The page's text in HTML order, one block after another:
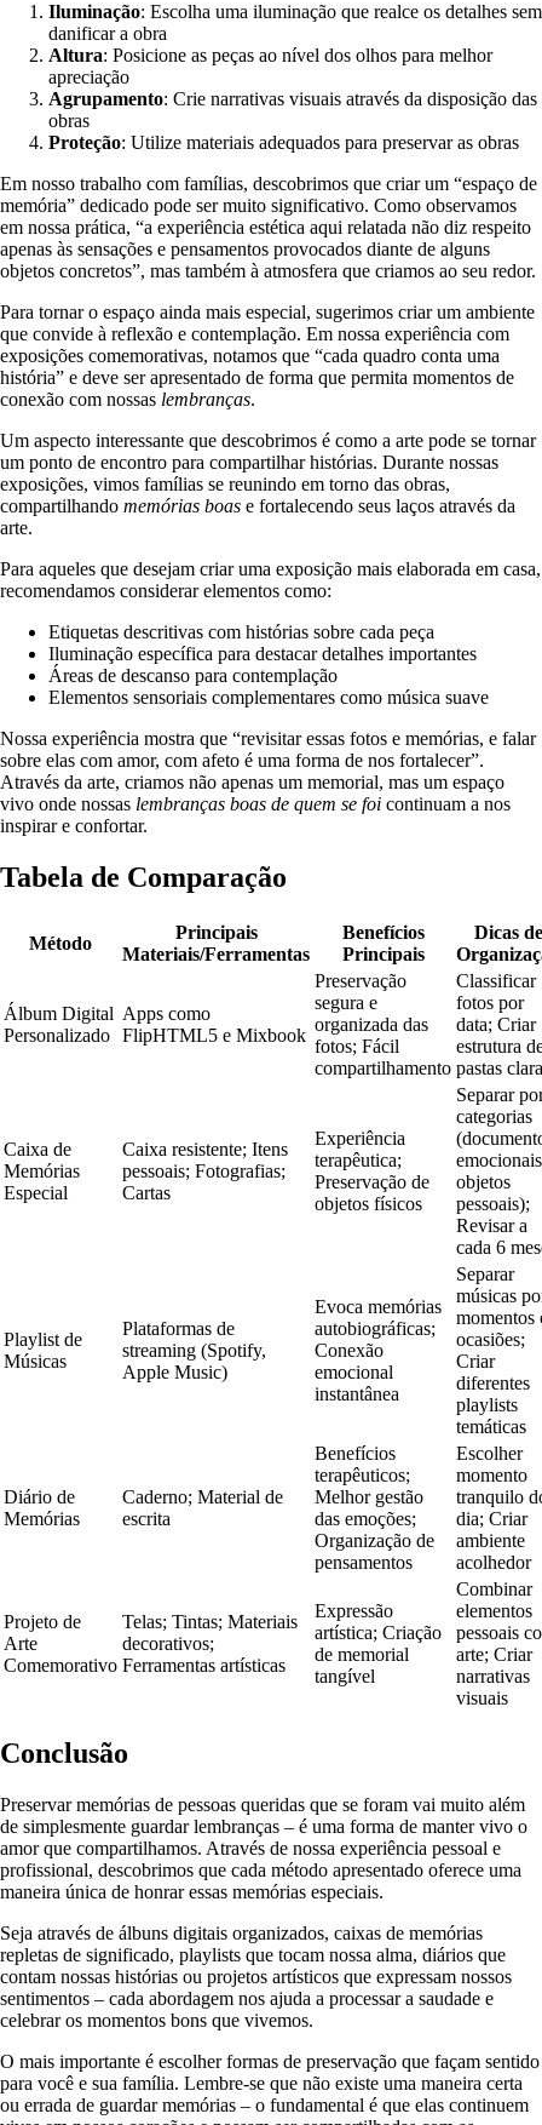
Iluminação: Escolha uma iluminação que realce os detalhes sem
danificar a obra
Altura: Posicione as peças ao nível dos olhos para melhor
apreciação
Agrupamento: Crie narrativas visuais através da disposição das
obras
Proteção: Utilize materiais adequados para preservar as obras
Em nosso trabalho com famílias, descobrimos que criar um “espaço de
memória” dedicado pode ser muito significativo. Como observamos
em nossa prática, “a experiência estética aqui relatada não diz respeito
apenas às sensações e pensamentos provocados diante de alguns
objetos concretos”, mas também à atmosfera que criamos ao seu redor.
Para tornar o espaço ainda mais especial, sugerimos criar um ambiente
que convide à reflexão e contemplação. Em nossa experiência com
exposições comemorativas, notamos que “cada quadro conta uma
história” e deve ser apresentado de forma que permita momentos de
conexão com nossas lembranças.
Um aspecto interessante que descobrimos é como a arte pode se tornar
um ponto de encontro para compartilhar histórias. Durante nossas
exposições, vimos famílias se reunindo em torno das obras,
compartilhando memórias boas e fortalecendo seus laços através da
arte.
Para aqueles que desejam criar uma exposição mais elaborada em casa,
recomendamos considerar elementos como:
Etiquetas descritivas com histórias sobre cada peça
Iluminação específica para destacar detalhes importantes
Áreas de descanso para contemplação
Elementos sensoriais complementares como música suave
Nossa experiência mostra que “revisitar essas fotos e memórias, e falar
sobre elas com amor, com afeto é uma forma de nos fortalecer”.
Através da arte, criamos não apenas um memorial, mas um espaço
vivo onde nossas lembranças boas de quem se foi continuam a nos
inspirar e confortar.
Tabela de Comparação
Método
Principais
Materiais/Ferramentas
Benefícios
Principais
Dicas de
Álbum Digital
Personalizado
Apps como
FlipHTML5 e Mixbook
Preservação
segura e
organizada das
fotos; Fácil
compartilhamento
Classificar
fotos por
data; Criar
estrutura
pastas clara
Caixa de
Memórias
Especial
Caixa resistente; Itens
pessoais; Fotografias;
Cartas
Experiência
terapêutica;
Preservação de
objetos físicos
Separar
categorias
objetos
pessoais);
Revisar a
cada 6
Playlist de
Músicas
Plataformas de
streaming (Spotify,
Apple Music)
Evoca memórias
autobiográficas;
Conexão
emocional
instantânea
Separar
músicas
momentos
ocasiões;
Criar
diferentes
playlists
temáticas
Diário de
Memórias
Caderno; Material de
escrita
Benefícios
terapêuticos;
Melhor gestão
das emoções;
Organização de
pensamentos
Escolher
momento
tranquilo
dia; Criar
ambiente
acolhedor
Projeto de
Arte
Comemorativo
Telas; Tintas; Materiais
decorativos;
Ferramentas artísticas
Expressão
artística; Criação
de memorial
tangível
Combinar
elementos
pessoais
arte; Criar
narrativas
visuais
Conclusão
Preservar memórias de pessoas queridas que se foram vai muito além
de simplesmente guardar lembranças – é uma forma de manter vivo o
amor que compartilhamos. Através de nossa experiência pessoal e
profissional, descobrimos que cada método apresentado oferece uma
maneira única de honrar essas memórias especiais.
Seja através de álbuns digitais organizados, caixas de memórias
repletas de significado, playlists que tocam nossa alma, diários que
contam nossas histórias ou projetos artísticos que expressam nossos
sentimentos – cada abordagem nos ajuda a processar a saudade e
celebrar os momentos bons que vivemos.
O mais importante é escolher formas de preservação que façam sentido
para você e sua família. Lembre-se que não existe uma maneira certa
ou errada de guardar memórias – o fundamental é que elas continuem